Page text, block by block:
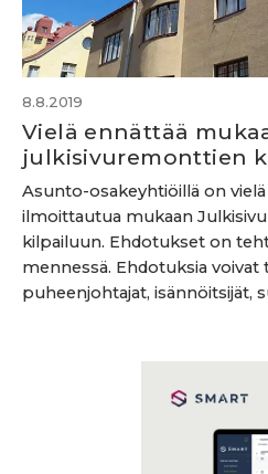
8.8.2019
Vielä ennättää
julkisivuremonttien
Asunto-osakeyhtiöillä on
ilmoittautua mukaan
kilpailuun. Ehdotukset on
mennessä. Ehdotuksia voivat
puheenjohtajat, isännöitsijät,